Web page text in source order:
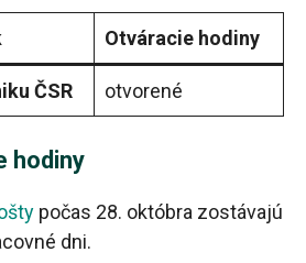
Otváracie hodiny
ČSR otvorené
hodiny
počas 28. októbra zostávajú
dni.